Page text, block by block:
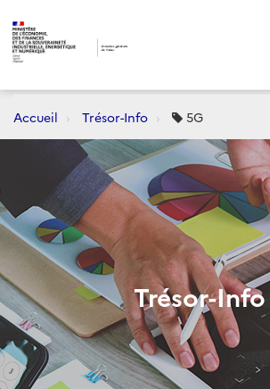
Accueil Trésor-Info 5G
Trésor-Info